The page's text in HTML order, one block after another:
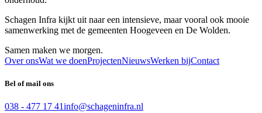
Schagen Infra kijkt uit naar een intensieve, maar vooral ook mooie
samenwerking met de gemeenten Hoogeveen en De Wolden.
Samen maken we morgen.
Over onsWat we doenProjectenNieuwsWerken bijContact
Bel of mail ons
038 - 477 17 41info@schageninfra.nl